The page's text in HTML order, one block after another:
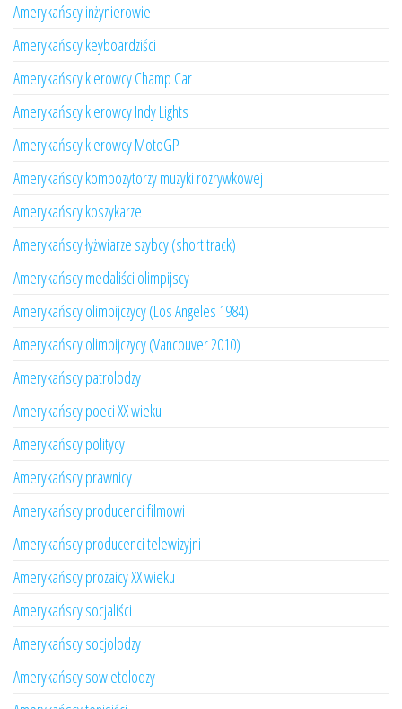
Amerykańscy inżynierowie
Amerykańscy keyboardziści
Amerykańscy kierowcy Champ Car
Amerykańscy kierowcy Indy Lights
Amerykańscy kierowcy MotoGP
Amerykańscy kompozytorzy muzyki rozrywkowej
Amerykańscy koszykarze
Amerykańscy łyżwiarze szybcy (short track)
Amerykańscy medaliści olimpijscy
Amerykańscy olimpijczycy (Los Angeles 1984)
Amerykańscy olimpijczycy (Vancouver 2010)
Amerykańscy patrolodzy
Amerykańscy poeci XX wieku
Amerykańscy politycy
Amerykańscy prawnicy
Amerykańscy producenci filmowi
Amerykańscy producenci telewizyjni
Amerykańscy prozaicy XX wieku
Amerykańscy socjaliści
Amerykańscy socjolodzy
Amerykańscy sowietolodzy